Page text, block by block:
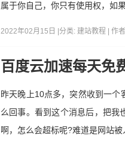
属于你自己，你只有使用权，如
2022年02月15日 | 分类: 建站教程 | 作
百度云加速每天免
昨天晚上10点多，突然收到一
么回事。看到这个消息后，把我
啊，怎么会超标呢?难道是网站